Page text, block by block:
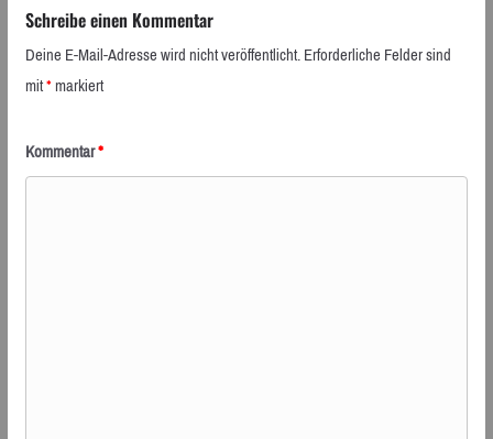
Schreibe einen Kommentar
Deine E-Mail-Adresse wird nicht veröffentlicht.Erforderliche Felder sind
mit*markiert
Kommentar*